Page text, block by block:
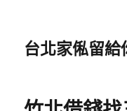
台北家俬留給